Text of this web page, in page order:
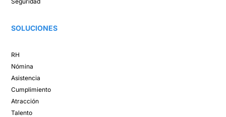
SOLUCIONES​
RH
Nómina​
Asistencia​
Cumplimiento​
Atracción ​
Talento ​